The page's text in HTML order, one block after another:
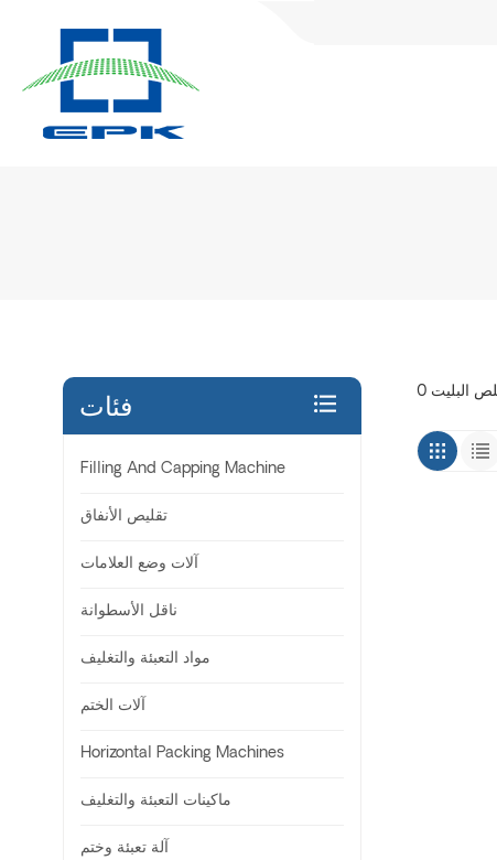
فئات
Filling And Capping Machine
تقليص الأنفاق
آلات وضع العلامات
ناقل الأسطوانة
مواد التعبئة والتغليف
آلات الختم
Horizontal Packing Machines
ماكينات التعبئة والتغليف
آلة تعبئة وختم